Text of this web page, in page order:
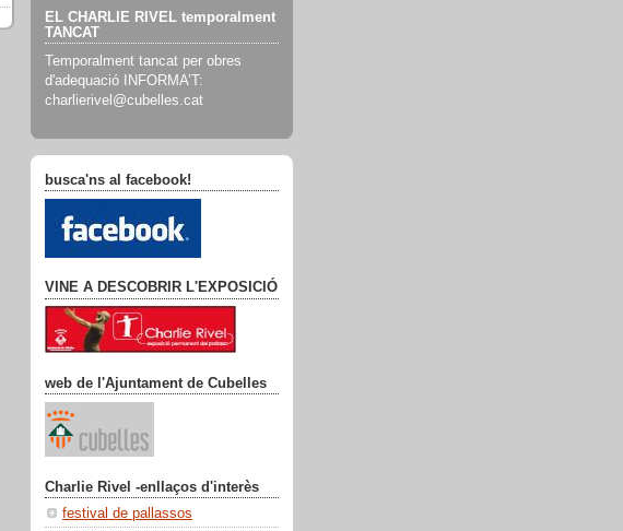
EL CHARLIE RIVEL temporalment
TANCAT
Temporalment tancat per obres
d'adequació INFORMA’T:
charlierivel@cubelles.cat
busca'ns al facebook!
VINE A DESCOBRIR L'EXPOSICIÓ
web de l'Ajuntament de Cubelles
Charlie Rivel -enllaços d'interès
festival de pallassos